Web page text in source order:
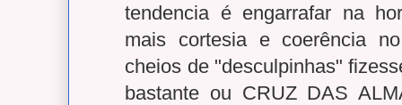
tendencia é engarrafar na
mais cortesia e coerência
cheios de "desculpinhas"
bastante ou CRUZ DAS